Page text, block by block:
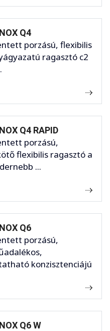
Q4
porzású, flexibilis
ragasztó c2
Q4 RAPID
porzású,
flexibilis ragasztó a
...
Q6
porzású,
konzisztenciájú
Q6 W